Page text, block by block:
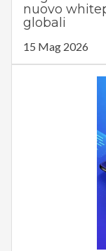
nuovo
globali
15 Mag 2026